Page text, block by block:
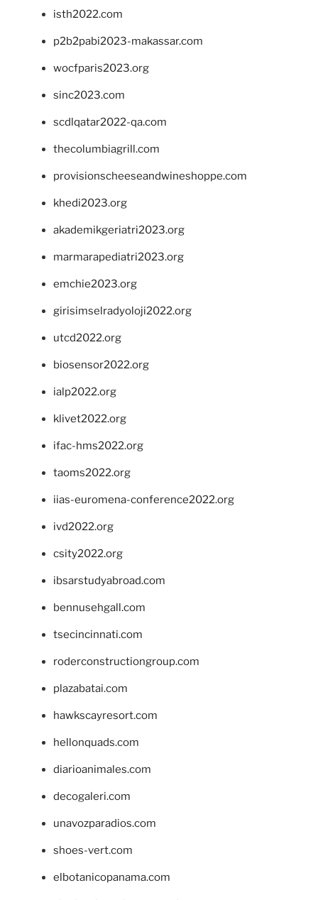
isth2022.com
p2b2pabi2023-makassar.com
wocfparis2023.org
sinc2023.com
scdlqatar2022-qa.com
thecolumbiagrill.com
provisionscheeseandwineshoppe.com
khedi2023.org
akademikgeriatri2023.org
marmarapediatri2023.org
emchie2023.org
girisimselradyoloji2022.org
utcd2022.org
biosensor2022.org
ialp2022.org
klivet2022.org
ifac-hms2022.org
taoms2022.org
iias-euromena-conference2022.org
ivd2022.org
csity2022.org
ibsarstudyabroad.com
bennusehgall.com
tsecincinnati.com
roderconstructiongroup.com
plazabatai.com
hawkscayresort.com
hellonquads.com
diarioanimales.com
decogaleri.com
unavozparadios.com
shoes-vert.com
elbotanicopanama.com